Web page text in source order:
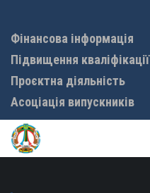
Фінансова інформація
Підвищення кваліфікації
Проєктна діяльність
Асоціація випускників